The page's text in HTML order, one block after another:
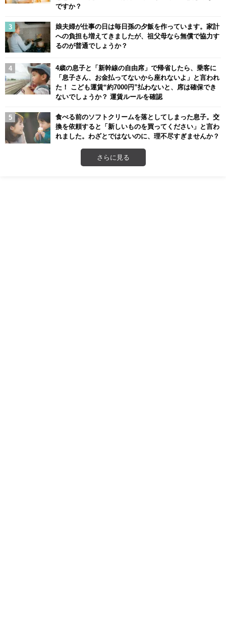
ですか？
娘夫婦が仕事の日は毎日孫の夕飯を作っています。家計
への負担も増えてきましたが、祖父母なら無償で協力す
るのが普通でしょうか？
4歳の息子と「新幹線の自由席」で帰省したら、乗客に
「息子さん、お金払ってないから座れないよ」と言われ
た！ こども運賃“約7000円”払わないと、席は確保でき
ないでしょうか？ 運賃ルールを確認
食べる前のソフトクリームを落としてしまった息子。交
換を依頼すると「新しいものを買ってください」と言わ
れました。わざとではないのに、理不尽すぎませんか？
さらに見る